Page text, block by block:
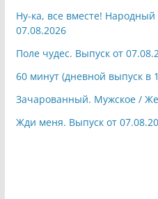
Ну-ка, все вместе! Народный
07.08.2026
Поле чудес. Выпуск от
60 минут (дневной выпуск в
Зачарованный. Мужское /
Жди меня. Выпуск от